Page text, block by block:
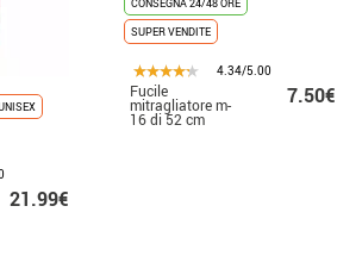
21.99€
CONSEGNA 24/48 ORE
SUPER VENDITE
4.34/5.00
Fucile
mitragliatore m-
16 di 52 cm
7.50€